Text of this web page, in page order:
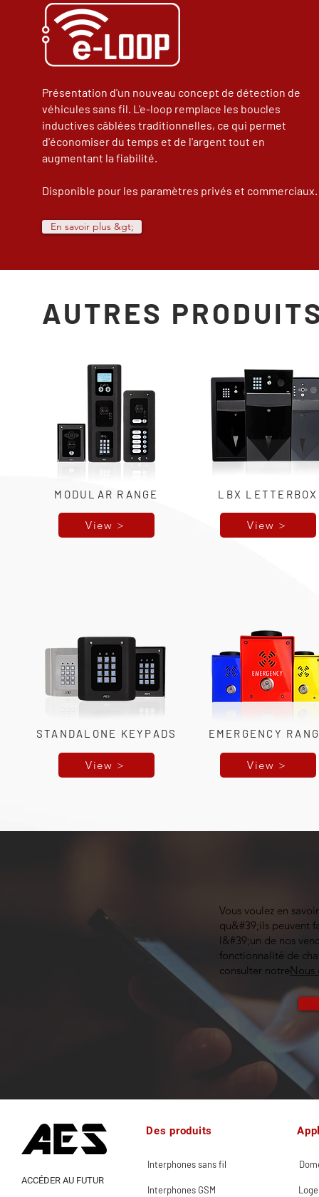
Présentation d'un nouveau concept de détection de
véhicules sans fil. L'e-loop remplace les boucles
inductives câblées traditionnelles, ce qui permet
d'économiser du temps et de l'argent tout en
augmentant la fiabilité.
Disponible pour les paramètres privés et commerciaux.
En savoir plus &gt;
AUTRES
MODULAR RANGE
View >
STANDALONE KEYPADS
View >
LBX LETTERBOX
View >
EMERGENCY
View >
Vous voulez en
qu&#39;ils peuvent
l&#39;un de nos
fonctionnalité de
consulter notreNous
Des produits
Interphones sans fil
ACCÉDER AU FUTUR
Interphones GSM